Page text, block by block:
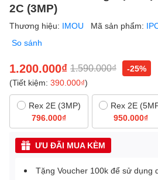
2C (3MP)
Thương hiệu: IMOU Mã sản phẩm:
So sánh
1.200.000₫ 1.590.000₫
-25%
(Tiết kiệm: 390.000₫)
Rex 2E (3MP)
796.000₫
Rex 2E
950.000₫
ƯU ĐÃI MUA KÈM
Tặng Voucher 100k để sử dụng